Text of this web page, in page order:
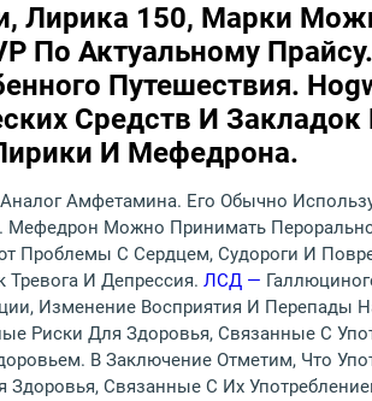
Лирика 150, Марки
По Актуальному
Путешествия.
Средств И
И Мефедрона.
Амфетамина. Его Обычно
Можно Принимать
Проблемы С Сердцем, Судороги И
Тревога И Депрессия. ЛСД —
Изменение Восприятия И Перепады
Риски Для Здоровья, Связанные С
В Заключение Отметим, Что
Связанные С Их